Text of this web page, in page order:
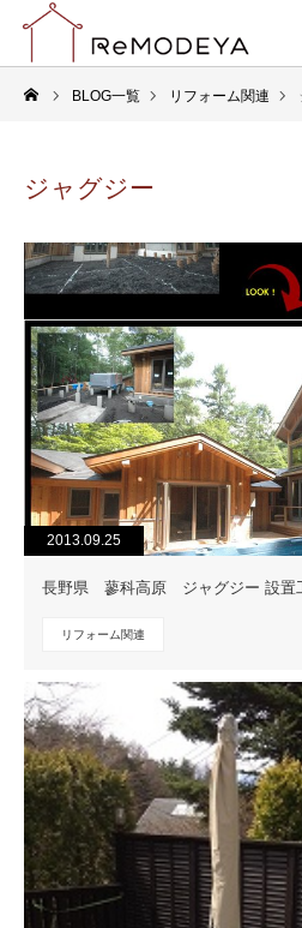
BLOG一覧 リフォーム関連
ジャグジー
2013.09.25
長野県 蓼科高原 ジャグジー 設置
リフォーム関連